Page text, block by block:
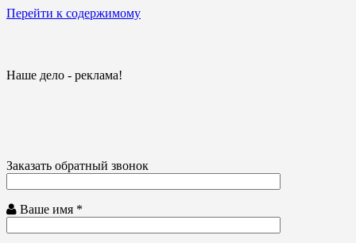
Перейти к содержимому
Наше дело - реклама!
Заказать обратный звонок
Ваше имя *